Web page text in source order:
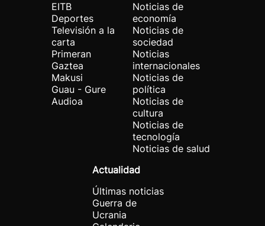
EITB
Deportes
Televisión a la
carta
Primeran
Gaztea
Makusi
Guau - Gure
Audioa
Noticias de
economía
Noticias de
sociedad
Noticias
internacionales
Noticias de
política
Noticias de
cultura
Noticias de
tecnología
Noticias de salud
Actualidad
Últimas noticias
Guerra de
Ucrania